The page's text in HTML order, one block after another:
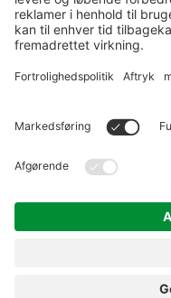
Digitalt &
escapio – med
Teamwork
Flade hierarkier,